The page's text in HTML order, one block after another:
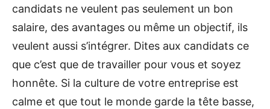
candidats ne veulent pas seulement un bon
salaire, des avantages ou même un objectif, ils
veulent aussi s’intégrer. Dites aux candidats ce
que c’est que de travailler pour vous et soyez
honnête. Si la culture de votre entreprise est
calme et que tout le monde garde la tête basse,